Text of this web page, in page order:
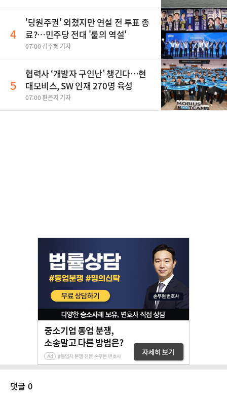
4
'당원주권' 외쳤지만 연설 전 투표 종
료?…민주당 전대 '룰의 역설'
07:00 김주혜 기자
5
협력사 ‘개발자 구인난’ 챙긴다…현
대모비스, SW 인재 270명 육성
07:00 편은지 기자
댓글 0